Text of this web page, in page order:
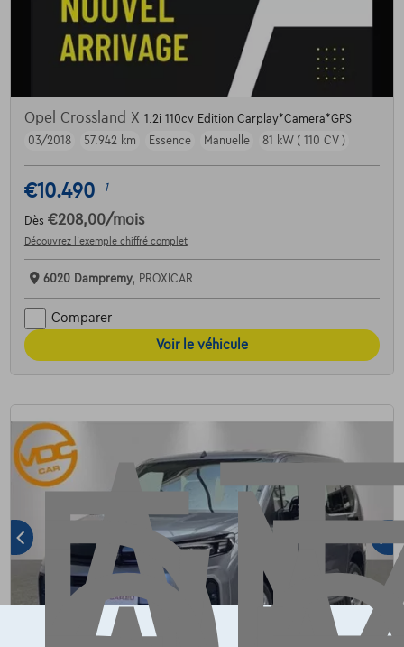
Opel Crossland X 1.2i 110cv Edition Carplay*Camera*GPS
03/2018
57.942 km Essence Manuelle 81 kW ( 110 CV )
€10.490 1
Dès €208,00/mois
Découvrez l’exemple chiffré complet
6020 Dampremy, PROXICAR
Comparer
Voir le véhicule